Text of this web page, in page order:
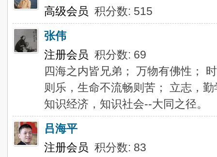
高级会员 积分数: 515
张伟
注册会员 积分数: 69
四海之内皆兄弟； 万物有佛性；
则乐，生命不流畅则苦； 立志，
知识经济，知识社会--大同之径。
吕海平
注册会员 积分数: 83